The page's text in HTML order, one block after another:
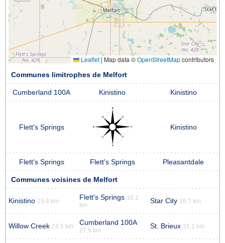
Leaflet | Map data ©OpenStreetMapcontributors
Communes limitrophes de Melfort
Cumberland 100A Kinistino Kinistino
Flett's Springs Kinistino
Flett's Springs Flett's Springs Pleasantdale
Communes voisines de Melfort
Kinistino 15.4 km Flett's Springs 16.1
km
Star City 18.7 km
Willow Creek 24.5 km Cumberland 100A
27.9 km
St. Brieux 31.1 km